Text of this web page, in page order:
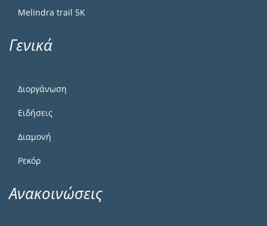
Melindra trail 5Κ
Γενικά
Διοργάνωση
Ειδήσεις
Διαμονή
Ρεκόρ
Ανακοινώσεις